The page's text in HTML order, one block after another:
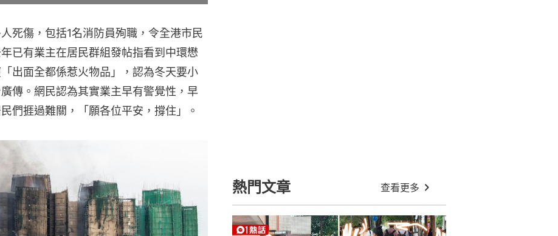
死傷，包括1名消防員殉職，令全港市民
已有業主在居民群組發帖指看到中環懋
出面全都係惹火物品」，認為冬天要小
傳。網民認為其實業主早有警覺性，早
們捱過難關，「願各位平安，撐住」。
熱門文章 查看更多